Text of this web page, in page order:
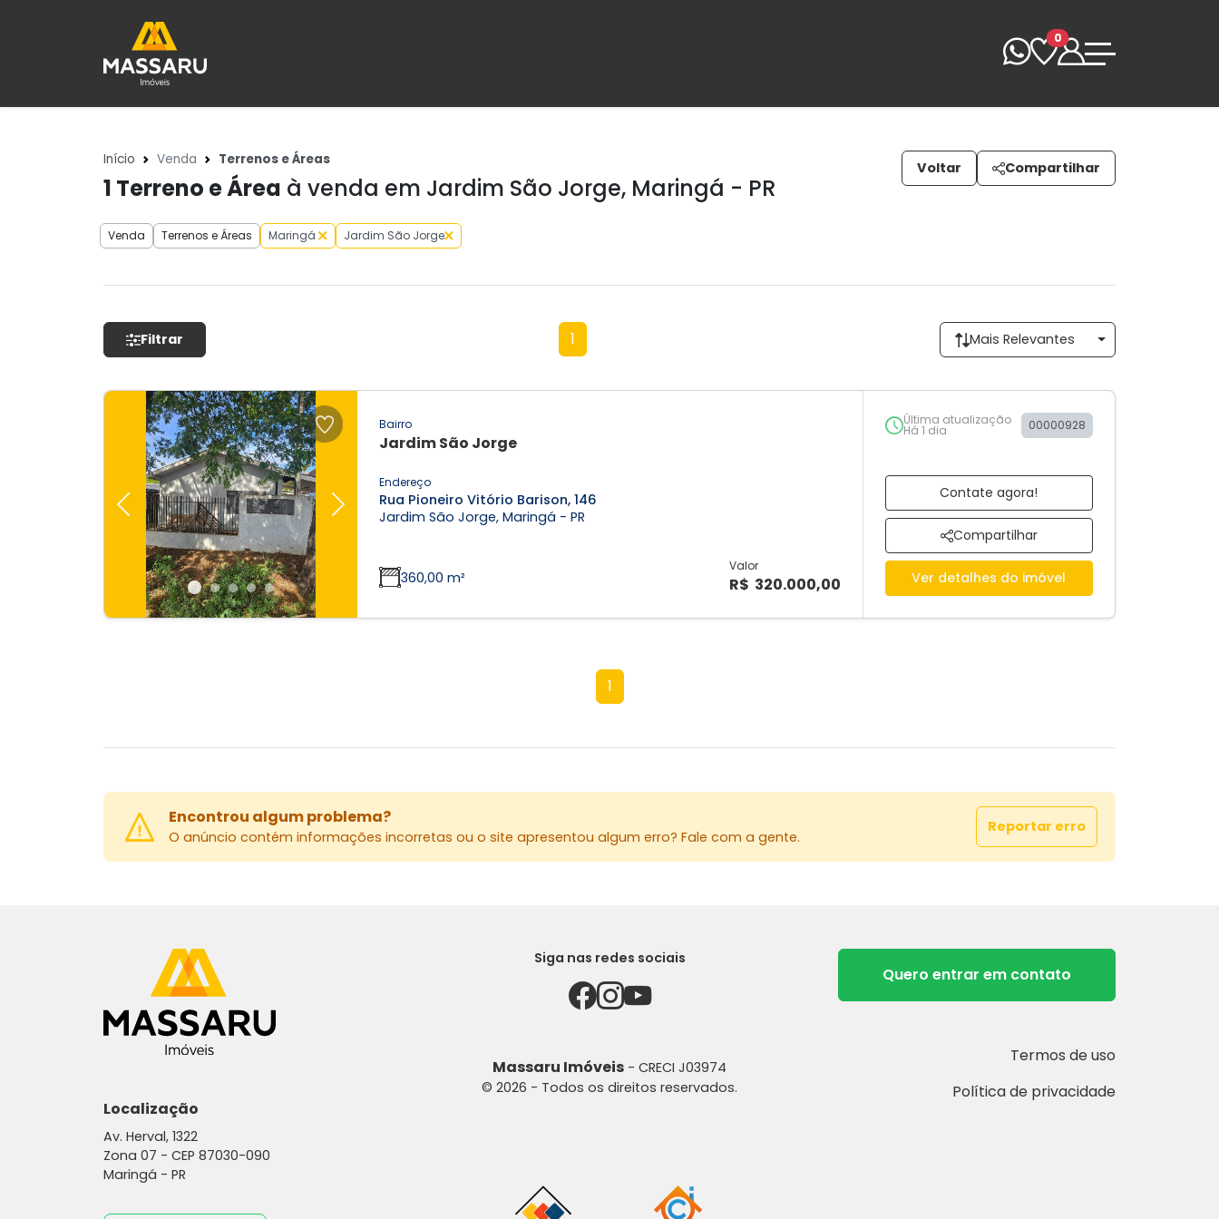
0
Início Venda Terrenos e Áreas
1 Terreno e Área à venda em Jardim São Jorge, Maringá - PR
Voltar Compartilhar
Venda Terrenos e Áreas Maringá Jardim São Jorge
Filtrar 1 Mais Relevantes
Previous Next
Bairro
Jardim São Jorge
Endereço
Rua Pioneiro Vitório Barison, 146
Jardim São Jorge, Maringá - PR
360,00 m²
Valor
R$ 320.000,00
Última atualização
Há 1 dia 00000928
Contate agora!
Compartilhar
Ver detalhes do imóvel
1
Encontrou algum problema?
O anúncio contém informações incorretas ou o site apresentou algum erro? Fale com a gente.
Reportar erro
Localização
Av. Herval, 1322
Zona 07 - CEP 87030-090
Maringá - PR
Siga nas redes sociais
Massaru Imóveis - CRECI J03974
© 2026 - Todos os direitos reservados.
Quero entrar em contato
Termos de uso
Política de privacidade